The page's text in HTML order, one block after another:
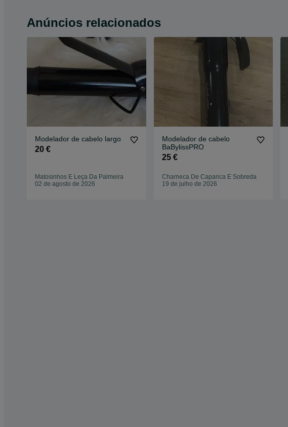
Anúncios relacionados
Modelador de cabelo largo
20 €
Matosinhos E Leça Da Palmeira
02 de agosto de 2026
Modelador de cabelo
BaBylissPRO
25 €
Charneca De Caparica E Sobreda
19 de julho de 2026